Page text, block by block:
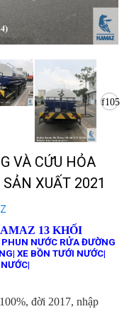
VÀ CỨU HỎA
XUẤT 2021
13 KHỐI
NƯỚC RỬA ĐƯỜNG
XE BỒN TƯỚI NƯỚC|
đời 2017, nhập